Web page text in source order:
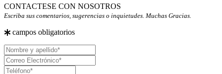
CONTACTESE CON NOSOTROS
Escriba sus comentarios, sugerencias o inquietudes. Muchas Gracias.
campos obligatorios
Nombre
y
apellido
Correo
Electrónico
Teléfono